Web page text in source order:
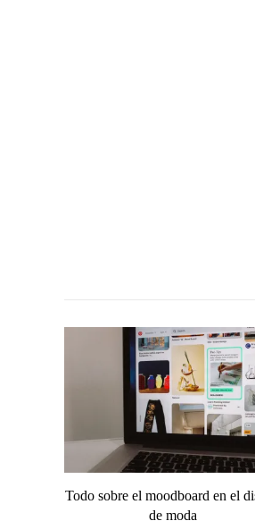
Todo sobre el moodboard en el
de moda